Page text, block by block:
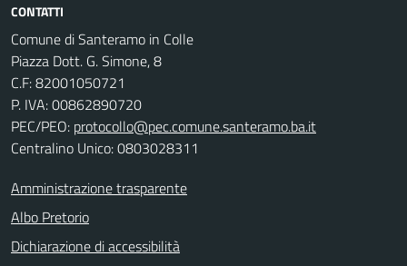
CONTATTI
Comune di Santeramo in Colle
Piazza Dott. G. Simone, 8
C.F:82001050721
P. IVA:00862890720
PEC/PEO: protocollo@pec.comune.santeramo.ba.it
Centralino Unico: 0803028311
Amministrazione trasparente
Albo Pretorio
Dichiarazione di accessibilità